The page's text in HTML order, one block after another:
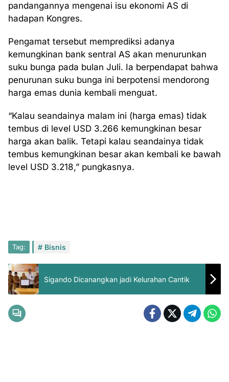
pandangannya mengenai isu ekonomi AS di
hadapan Kongres.
Pengamat tersebut memprediksi adanya
kemungkinan bank sentral AS akan menurunkan
suku bunga pada bulan Juli. Ia berpendapat bahwa
penurunan suku bunga ini berpotensi mendorong
harga emas dunia kembali menguat.
“Kalau seandainya malam ini (harga emas) tidak
tembus di level USD 3.266 kemungkinan besar
harga akan balik. Tetapi kalau seandainya tidak
tembus kemungkinan besar akan kembali ke bawah
level USD 3.218,” pungkasnya.
Tag: Bisnis
Sigando Dicanangkan jadi Kelurahan Cantik